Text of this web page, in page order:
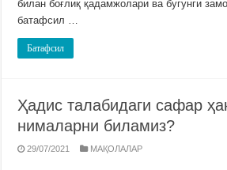
билан боғлиқ қадамжолари ва бугунги
батафсил …
Батафсил
Ҳадис талабидаги сафар
нималарни биламиз?
29/07/2021 МАҚОЛАЛАР